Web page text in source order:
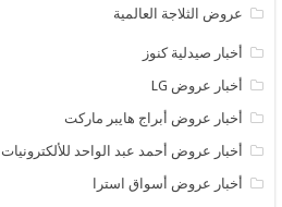
عروض الثلاجة العالمية
أخبار صيدلية كنوز
أخبار عروض LG
أخبار عروض أبراج هايبر ماركت
أخبار عروض أحمد عبد الواحد للألكترونيات
أخبار عروض أسواق استرا